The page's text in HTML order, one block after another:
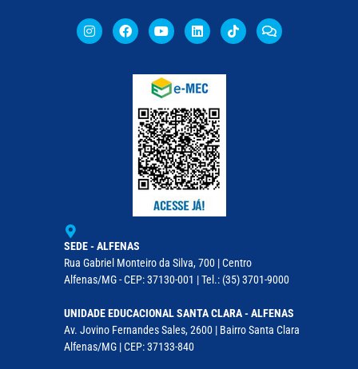
SEDE - ALFENAS
Rua Gabriel Monteiro da Silva, 700 | Centro
Alfenas/MG - CEP: 37130-001 | Tel.: (35) 3701-9000
UNIDADE EDUCACIONAL SANTA CLARA - ALFENAS
Av. Jovino Fernandes Sales, 2600 | Bairro Santa Clara
Alfenas/MG | CEP: 37133-840